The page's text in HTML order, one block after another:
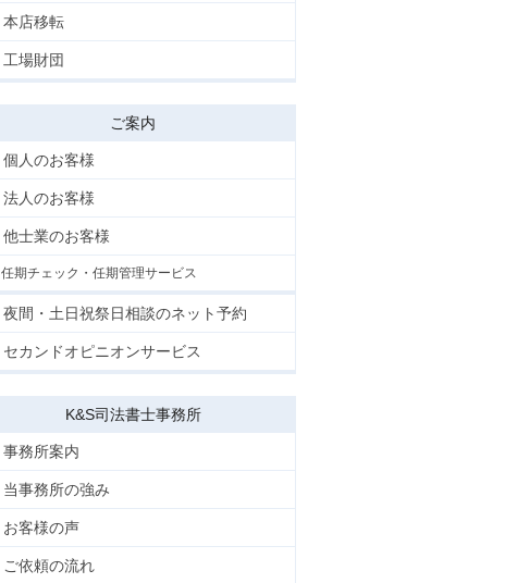
本店移転
工場財団
ご案内
個人のお客様
法人のお客様
他士業のお客様
任期チェック・任期管理サービス
夜間・土日祝祭日相談のネット予約
セカンドオピニオンサービス
K&S司法書士事務所
事務所案内
当事務所の強み
お客様の声
ご依頼の流れ